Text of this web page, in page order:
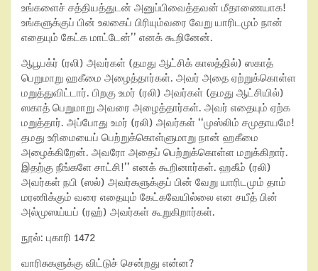
உங்களைச் சத்தியத்துடன் அனுப்பிவைத்தவன் மீதாணையாக!
உங்களுக்குப் பின் உலகைப் பிரியும்வரை வேறு யாரிடமும் நான்
எதையும் கேட்க மாட்டேன்’’ எனக் கூறினேன்.
ஆபூபக்ர் (ரலி) அவர்கள் (தமது ஆட்சிக் காலத்தில்) ஸகாத்
பெறுமாறு ஹகீமை அழைத்தார்கள். அவர் அதை ஏற்றுக்கொள்ள
மறுத்துவிட்டார். பிறகு உமர் (ரலி) அவர்கள் (தமது ஆட்சியில்)
ஸகாத் பெறுமாறு அவரை அழைத்தார்கள். அவர் எதையும் ஏற்க
மறுத்தார். அப்போது உமர் (ரலி) அவர்கள் ‘‘முஸ்லிம் சமுதாயமே!
தமது உரிமையைப் பெற்றுக்கொள்ளுமாறு நான் ஹகீமை
அழைக்கிறேன். அவரோ அதைப் பெற்றுக்கொள்ள மறுக்கிறார்.
இதற்கு நீங்களே சாட்சி!’’ எனக் கூறினார்கள். ஹகீம் (ரலி)
அவர்கள் நபி (ஸல்) அவர்களுக்குப் பின் வேறு யாரிடமும் தாம்
மரணிக்கும் வரை எதையும் கேட்கவேயில்லை என சயீத் பின்
அல்முஸய்யப் (ரஹ்) அவர்கள் கூறுகிறார்கள்.
நூல்: புகாரி 1472
வாரிசுகளுக்கு விட்டுச் சென்றது என்ன?